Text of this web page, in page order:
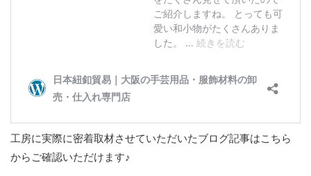
工房に実際に密着取材させていただいたブログ記事はこちら
からご確認いただけます♪